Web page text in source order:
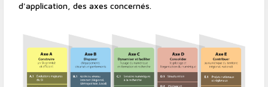
d'application, des axes concernés.